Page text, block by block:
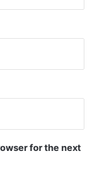
for the next